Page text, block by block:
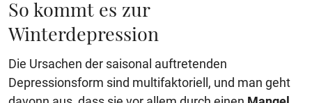
So kommt es zur
Winterdepression
Die Ursachen der saisonal auftretenden
Depressionsform sind multifaktoriell, und man geht